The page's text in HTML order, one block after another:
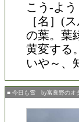
こう‐よ
［名］(
の葉。葉
黄変する
いや～、
■ 今日も雪 by富良野のオ